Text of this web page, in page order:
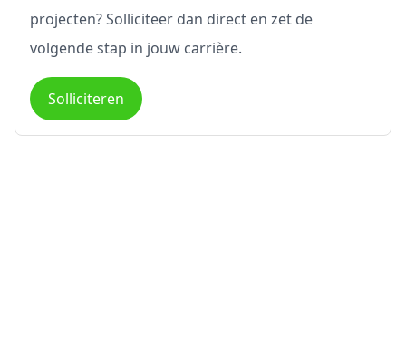
projecten? Solliciteer dan direct en zet de
volgende stap in jouw carrière.
Solliciteren